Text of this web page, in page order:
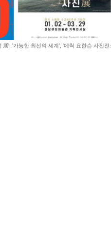
', '가능한 최선의 세계', '에릭 요한슨 사진전: